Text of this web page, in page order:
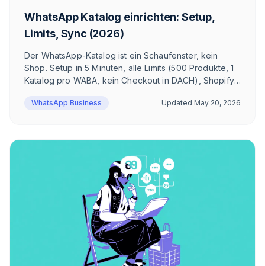
WhatsApp Katalog einrichten: Setup,
Limits, Sync (2026)
Der WhatsApp-Katalog ist ein Schaufenster, kein
Shop. Setup in 5 Minuten, alle Limits (500 Produkte, 1
Katalog pro WABA, kein Checkout in DACH), Shopify-
Messages — ehrlich aus DACH-E-Commerce-Sicht.
WhatsApp Business Updated May 20, 2026